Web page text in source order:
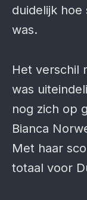
duidelijk
was.
Het verschil
was
nog zich op
Bianca
Met haar
totaal voor